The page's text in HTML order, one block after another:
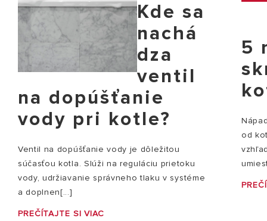
Kde sa
nachá
dza
ventil
na dopúšťanie
vody pri kotle?
Ventil na dopúšťanie vody je dôležitou
súčasťou kotla. Slúži na reguláciu prietoku
vody, udržiavanie správneho tlaku v systéme
a doplnen[...]
PREČÍTAJTE SI VIAC
5
od